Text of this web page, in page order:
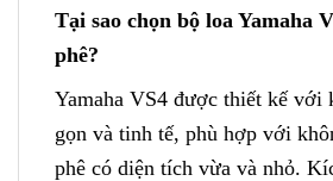
Tại sao chọn bộ loa Yamaha
phê?
Yamaha VS4 được thiết kế với
gọn và tinh tế, phù hợp với
phê có diện tích vừa và nhỏ.